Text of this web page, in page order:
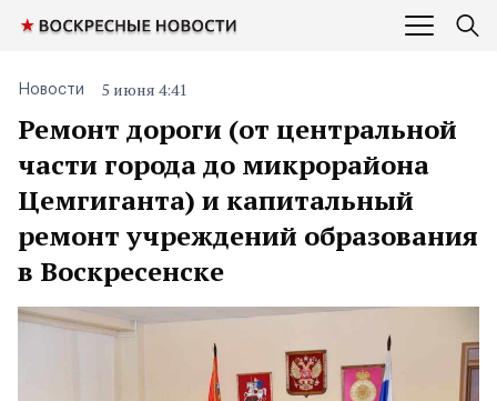
Ремонт дороги (от центральной
части города до микрорайона
Цемгиганта) и капитальный
ремонт учреждений образования
в Воскресенске
Новости 5 июня 4:41